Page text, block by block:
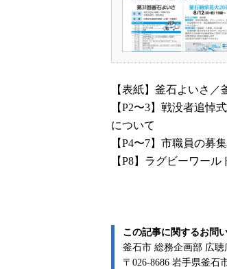
【表紙】釜石よいさ
【P2〜3】戦没者追悼
について
【P4〜7】市職員の募
【P8】ラグビーワー
この記事に関するお問
釜石市 総務企画部 広
〒026-8686 岩手県釜石